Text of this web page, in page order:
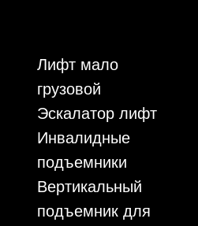
Лифт мало
грузовой
Эскалатор лифт
Инвалидные
подъемники
Вертикальный
подъемник для